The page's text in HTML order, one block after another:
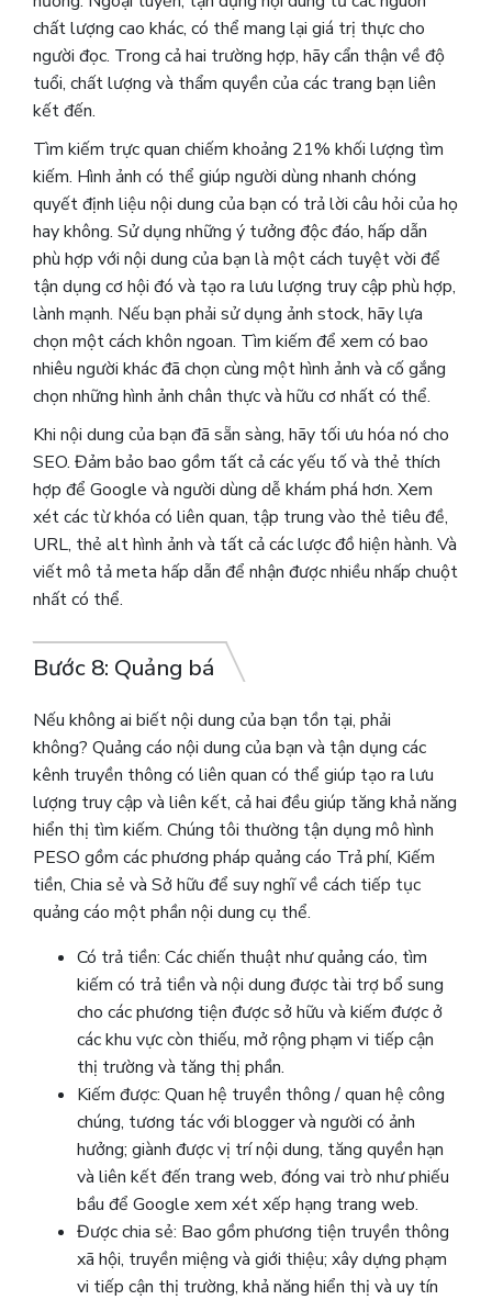
chất lượng cao khác, có thể mang lại giá trị thực cho
người đọc. Trong cả hai trường hợp, hãy cẩn thận về độ
tuổi, chất lượng và thẩm quyền của các trang bạn liên
kết đến.
Tìm kiếm trực quan chiếm khoảng 21% khối lượng tìm
kiếm. Hình ảnh có thể giúp người dùng nhanh chóng
quyết định liệu nội dung của bạn có trả lời câu hỏi của họ
hay không. Sử dụng những ý tưởng độc đáo, hấp dẫn
phù hợp với nội dung của bạn là một cách tuyệt vời để
tận dụng cơ hội đó và tạo ra lưu lượng truy cập phù hợp,
lành mạnh. Nếu bạn phải sử dụng ảnh stock, hãy lựa
chọn một cách khôn ngoan. Tìm kiếm để xem có bao
nhiêu người khác đã chọn cùng một hình ảnh và cố gắng
chọn những hình ảnh chân thực và hữu cơ nhất có thể.
Khi nội dung của bạn đã sẵn sàng, hãy tối ưu hóa nó cho
SEO. Đảm bảo bao gồm tất cả các yếu tố và thẻ thích
hợp để Google và người dùng dễ khám phá hơn.Xem
xét các từ khóa có liên quan, tập trung vào thẻ tiêu đề,
URL, thẻ alt hình ảnh và tất cả các lược đồ hiện hành.Và
viết mô tả meta hấp dẫn để nhận được nhiều nhấp chuột
nhất có thể.
Bước 8: Quảng bá
Nếu không ai biết nội dung của bạn tồn tại, phải
không? Quảng cáo nội dung của bạn và tận dụng các
kênh truyền thông có liên quan có thể giúp tạo ra lưu
lượng truy cập và liên kết, cả hai đều giúp tăng khả năng
hiển thị tìm kiếm. Chúng tôi thường tận dụng mô hình
PESO gồm các phương pháp quảng cáo Trả phí, Kiếm
tiền, Chia sẻ và Sở hữu để suy nghĩ về cách tiếp tục
quảng cáo một phần nội dung cụ thể.
Có trả tiền: Các chiến thuật như quảng cáo, tìm
kiếm có trả tiền và nội dung được tài trợ bổ sung
cho các phương tiện được sở hữu và kiếm được ở
các khu vực còn thiếu, mở rộng phạm vi tiếp cận
thị trường và tăng thị phần.
Kiếm được: Quan hệ truyền thông / quan hệ công
chúng, tương tác với blogger và người có ảnh
hưởng; giành được vị trí nội dung, tăng quyền hạn
và liên kết đến trang web, đóng vai trò như phiếu
bầu để Google xem xét xếp hạng trang web.
Được chia sẻ: Bao gồm phương tiện truyền thông
xã hội, truyền miệng và giới thiệu; xây dựng phạm
vi tiếp cận thị trường, khả năng hiển thị và uy tín